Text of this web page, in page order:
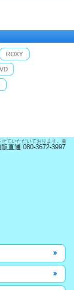
ROXY
ていただいております。商
販直通 080-3672-3997